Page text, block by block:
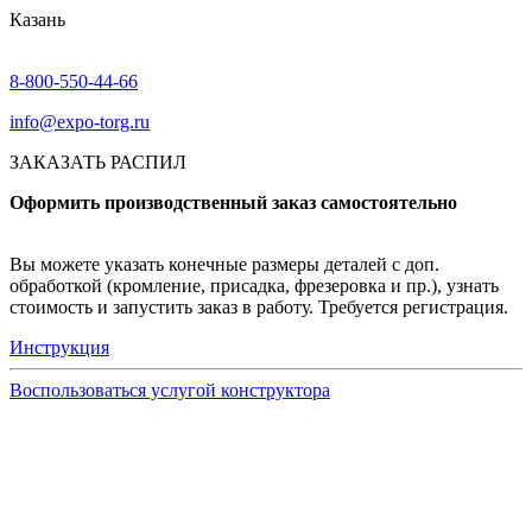
Казань
8-800-550-44-66
info@expo-torg.ru
ЗАКАЗАТЬ РАСПИЛ
Оформить производственный заказ самостоятельно
Вы можете указать конечные размеры деталей с доп.
обработкой (кромление, присадка, фрезеровка и пр.), узнать
стоимость и запустить заказ в работу. Требуется регистрация.
Инструкция
Воспользоваться услугой конструктора